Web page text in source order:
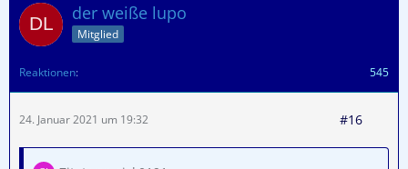
der weiße lupo
Mitglied
Reaktionen 545
24. Januar 2021 um 19:32 #16